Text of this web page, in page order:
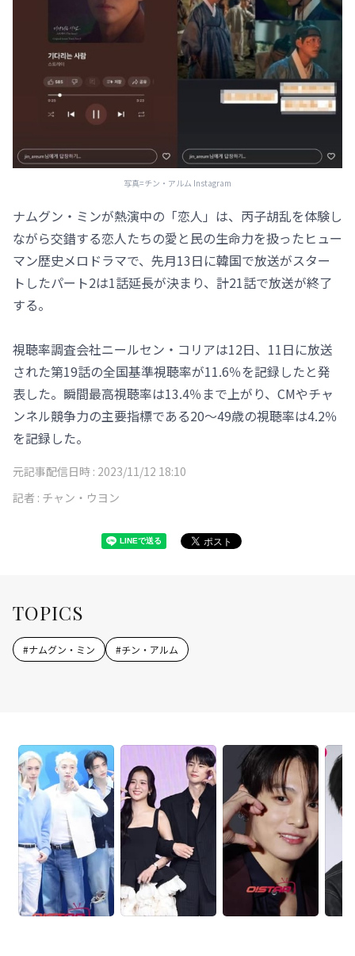
写真=チン・アルム Instagram
ナムグン・ミンが熱演中の「恋人」は、丙子胡乱を体験し
ながら交錯する恋人たちの愛と民の生命力を扱ったヒュー
マン歴史メロドラマで、先月13日に韓国で放送がスター
トしたパート2は1話延長が決まり、計21話で放送が終了
する。
視聴率調査会社ニールセン・コリアは12日、11日に放送
された第19話の全国基準視聴率が11.6％を記録したと発
表した。瞬間最高視聴率は13.4％まで上がり、CMやチャ
ンネル競争力の主要指標である20～49歳の視聴率は4.2％
を記録した。
元記事配信日時 : 2023/11/12 18:10
記者 : チャン・ウヨン
TOPICS
#ナムグン・ミン #チン・アルム